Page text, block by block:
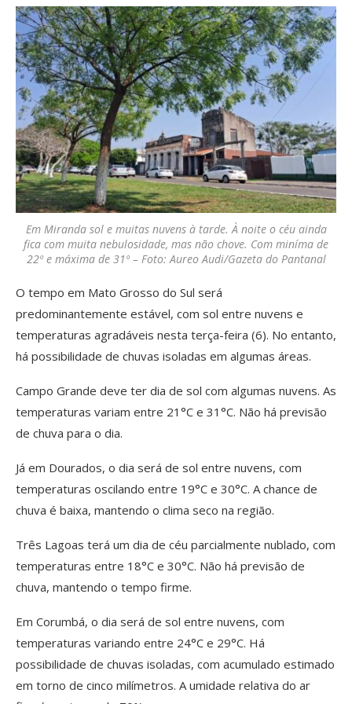
Em Miranda sol e muitas nuvens à tarde. À noite o céu ainda
fica com muita nebulosidade, mas não chove. Com miníma de
22º e máxima de 31º – Foto: Aureo Audi/Gazeta do Pantanal
O tempo em Mato Grosso do Sul será
predominantemente estável, com sol entre nuvens e
temperaturas agradáveis nesta terça-feira (6). No entanto,
há possibilidade de chuvas isoladas em algumas áreas.
Campo Grande deve ter dia de sol com algumas nuvens. As
temperaturas variam entre 21°C e 31°C. Não há previsão
de chuva para o dia.
Já em Dourados, o dia será de sol entre nuvens, com
temperaturas oscilando entre 19°C e 30°C. A chance de
chuva é baixa, mantendo o clima seco na região.
Três Lagoas terá um dia de céu parcialmente nublado, com
temperaturas entre 18°C e 30°C. Não há previsão de
chuva, mantendo o tempo firme.
Em Corumbá, o dia será de sol entre nuvens, com
temperaturas variando entre 24°C e 29°C. Há
possibilidade de chuvas isoladas, com acumulado estimado
em torno de cinco milímetros. A umidade relativa do ar